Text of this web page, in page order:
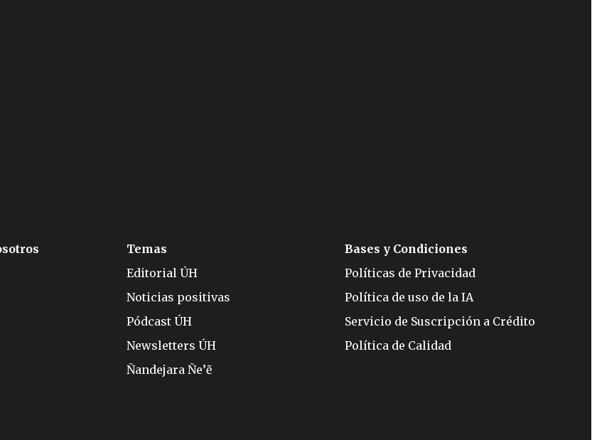
Temas
Editorial ÚH
Noticias positivas
Pódcast ÚH
Newsletters ÚH
Ñandejara Ñe’ẽ
Bases y Condiciones
Políticas de Privacidad
Política de uso de la IA
Servicio de Suscripción a Crédito
Política de Calidad